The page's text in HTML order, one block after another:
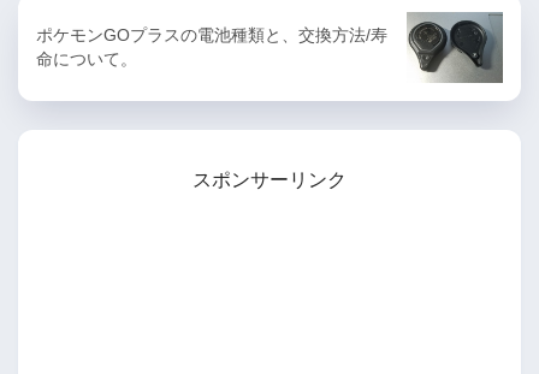
ポケモンGOプラスの電池種類と、交換方法/寿
命について。
スポンサーリンク